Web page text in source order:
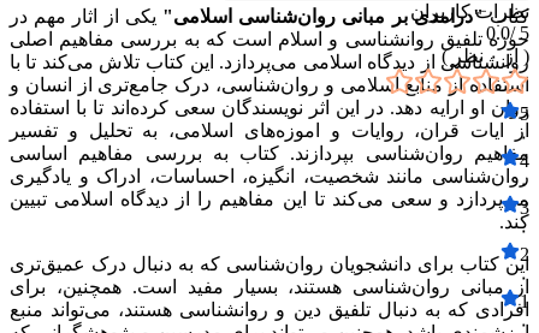
کتاب"درامدی بر مبانی روان‌شناسی اسلامی" یکی از اثار مهم در
حوزه تلفیق روانشناسی و اسلام است که به بررسی مفاهیم اصلی
روانشناسی از دیدگاه اسلامی می‌پردازد. این کتاب تلاش می‌کند تا با
استفاده از منابع اسلامی و روان‌شناسی، درک جامع‌تری از انسان و
روان او ارایه دهد. در این اثر نویسندگان سعی کرده‌اند تا با استفاده
از ایات قران، روایات و اموزه‌های اسلامی، به تحلیل و تفسیر
مفاهیم روان‌شناسی بپردازند. کتاب به بررسی مفاهیم اساسی
روان‌شناسی مانند شخصیت، انگیزه، احساسات، ادراک و یادگیری
می‌پردازد و سعی می‌کند تا این مفاهیم را از دیدگاه اسلامی تبیین
کند.
این کتاب برای دانشجویان روان‌شناسی که به دنبال درک عمیق‌تری
از مبانی روان‌شناسی هستند، بسیار مفید است. همچنین، برای
افرادی که به دنبال تلفیق دین و روانشناسی هستند، می‌تواند منبع
نظرات کاربران
5 /
0.0
( از ۰ نظر )
5
۰
4
۰
3
۰
2
۰
1
۰